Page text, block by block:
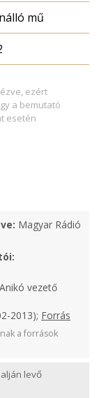
mű
ezért
a bemutató
esetén
Magyar Rádió
vezető
2013); Forrás
a források
alján levő